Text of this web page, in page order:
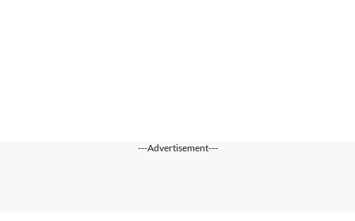
---Advertisement---